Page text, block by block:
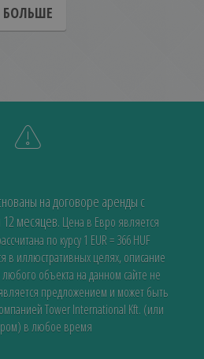
БОЛЬШЕ
на договоре аренды с
месяцев. Цена в Евро является
по курсу 1 EUR = 366 HUF
в иллюстративных целях, описание
объекта на данном сайте не
предложением и может быть
Tower International Kft. (или
в любое время